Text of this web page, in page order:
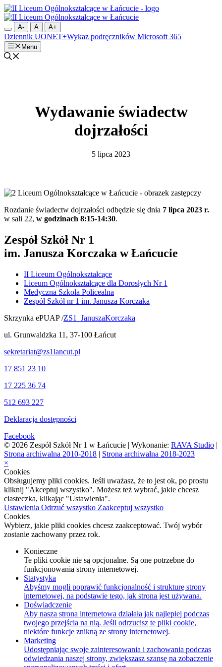
Przejdź
do
treściA- A A+
Dziennik UONET+Wykaz podręczników Microsoft 365
Menu
Wydawanie świadectw
dojrzałości
5 lipca 2023
Rozdanie świadectw dojrzałości odbędzie się dnia 7 lipca 2023 r.
w sali 22, w godzinach 8:15-14:30.
Zespół Szkół Nr 1
im. Janusza Korczaka w Łańcucie
II Liceum Ogólnokształcące
Liceum Ogólnokształcące dla Dorosłych Nr 1
Medyczna Szkoła Policealna
Zespół Szkół nr 1 im. Janusza Korczaka
Skrzynka ePUAP /ZS1_JanuszaKorczaka
ul. Grunwaldzka 11, 37-100 Łańcut
sekretariat@zs1lancut.pl
17 851 23 10
17 225 36 74
512 693 227
Deklaracja dostępności
Facebook
© 2026 Zespół Szkół Nr 1 w Łańcucie | Wykonanie: RAVA Studio |
Strona archiwalna 2010-2018 | Strona archiwalna 2018-2023
×
Cookies
Obsługujemy pliki cookies. Jeśli uważasz, że to jest ok, po prostu
kliknij "Akceptuj wszystko". Możesz też wybrać, jakie chcesz
ciasteczka, klikając "Ustawienia".
Ustawienia Odrzuć wszystko Zaakceptuj wszystko
Cookies
Wybierz, jakie pliki cookies chcesz zaakceptować. Twój wybór
zostanie zachowany przez rok.
Konieczne
Te pliki cookie nie są opcjonalne. Są one potrzebne do
funkcjonowania strony internetowej.
Statystyka
Abyśmy mogli poprawić funkcjonalność i strukturę strony
internetowej, na podstawie tego, jak strona jest używana.
Doświadczenie
Aby nasza strona internetowa działała jak najlepiej podczas
twojego przejścia na nią. Jeśli odrzucisz te pliki cookie,
niektóre funkcje znikną ze strony internetowej.
Marketing
Udostępniając swoje zainteresowania i zachowania podczas
odwiedzania naszej strony, zwiększasz szansę na zobaczenie